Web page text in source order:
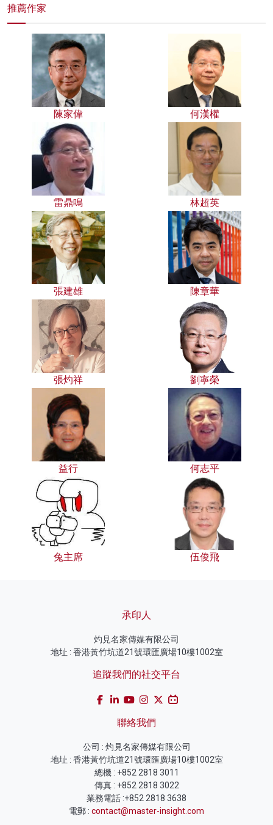
推薦作家
陳家偉 何漢權
雷鼎鳴 林超英
張建雄 陳章華
張灼祥 劉寧榮
益行 何志平
兔主席 伍俊飛
承印人
灼見名家傳媒有限公司
地址 : 香港黃竹坑道21號環匯廣場10樓1002室
追蹤我們的社交平台
聯絡我們
公司 : 灼見名家傳媒有限公司
地址 : 香港黃竹坑道21號環匯廣場10樓1002室
總機 : +852 2818 3011
傳真 : +852 2818 3022
業務電話 :+852 2818 3638
電郵 : contact@master-insight.com